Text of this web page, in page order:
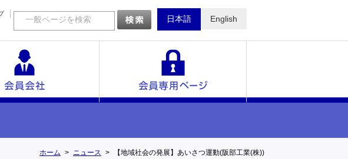
一般ページを検索 日本語 English
ホーム ニュース 【地域社会の発展】あいさつ運動(阪部工業(株))